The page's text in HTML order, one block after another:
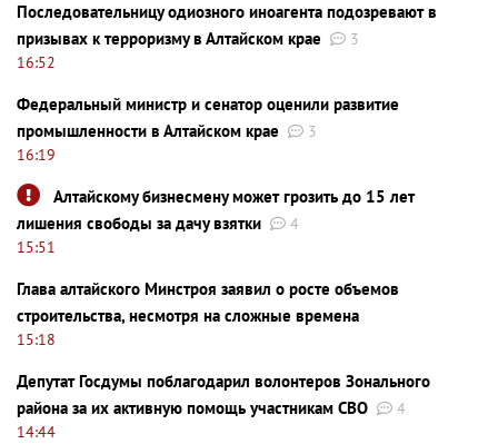
Последовательницу одиозного иноагента подозревают в
призывах к терроризму в Алтайском крае
3
16:52
Федеральный министр и сенатор оценили развитие
промышленности в Алтайском крае
3
16:19
Алтайскому бизнесмену может грозить до 15 лет
лишения свободы за дачу взятки
4
15:51
Глава алтайского Минстроя заявил о росте объемов
строительства, несмотря на сложные времена
15:18
Депутат Госдумы поблагодарил волонтеров Зонального
района за их активную помощь участникам СВО
4
14:44